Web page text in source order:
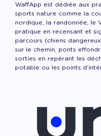
WaffApp est dédiée aux
sports nature comme la
nordique, la randonnée, le
pratique en recensant et
parcours (chiens
sur le chemin, ponts
sorties en repérant les
potable ou les points